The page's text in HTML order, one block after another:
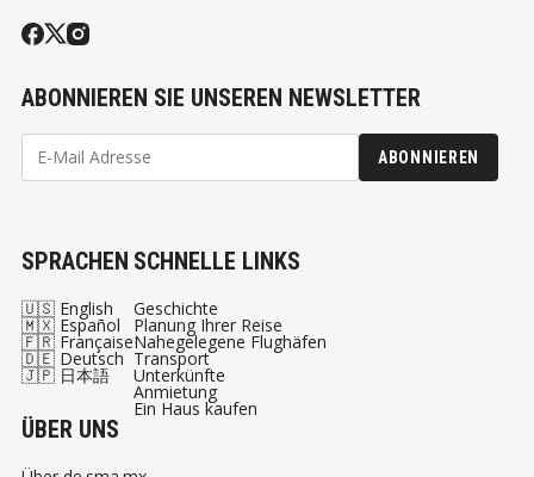
ABONNIEREN SIE UNSEREN NEWSLETTER
ABONNIEREN
SPRACHEN
🇺🇸 English
🇲🇽 Español
🇫🇷 Française
🇩🇪 Deutsch
🇯🇵 日本語
SCHNELLE LINKS
Geschichte
Planung Ihrer Reise
Nahegelegene Flughäfen
Transport
Unterkünfte
Anmietung
Ein Haus kaufen
ÜBER UNS